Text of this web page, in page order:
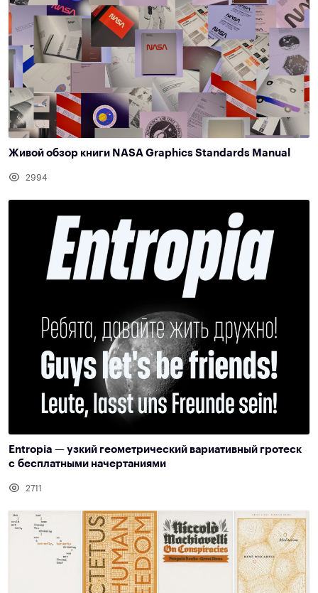
Живой обзор книги NASA Graphics Standards Manual
2994
Entropia — узкий геометрический вариативный гротеск
с бесплатными начертаниями
2711